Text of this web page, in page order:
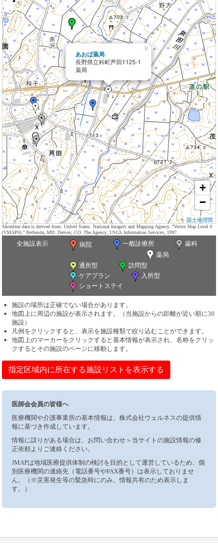
あおば薬局
長野県立科町芦田1125-1
薬局
×
+
−
国土地理院
Shoreline data is derived from: United States. National Imagery and Mapping Agency. "Vector Map Level 0
(VMAP0)." Bethesda, MD: Denver, CO: The Agency; USGS Information Services, 1997.
全施設表示 病院 一般診療所
歯科
薬局
通所型
訪問型
ケアプラン
入所型
ショートステイ
施設の場所は正確でない場合があります。
地図上に周辺の施設が表示されます。（当施設からの距離が近い順に30
施設）
凡例をクリックすると、表示を施設種類で絞り込むことができます。
地図上のマーカーをクリックすると基本情報が表示され、名称をクリッ
クするとその施設のページに移動します。
指定区域内に所在する施設リストを表示する
医師会会員の皆様へ
医療機関や介護事業所の基本情報は、株式会社ウェルネスの提供情
報に基づき作成しています。
情報に誤りがある場合は、お問い合わせ＞当サイトの施設情報の修
正依頼よりご連絡ください。
JMAPは地域医療提供体制の検討を目的として運営しているため、個
別医療機関の連絡先（電話番号やFAX番号）は表示しておりませ
ん。（※災害発生等の緊急時にのみ、情報共有のため表示しま
す。）